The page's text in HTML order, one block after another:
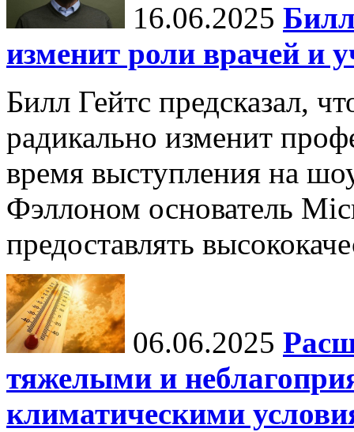
16.06.2025
изменит роли врачей и
Билл Гейтс предсказал,
радикально изменит
время выступления на
Фэллоном основатель
предоставлять
06.06.2025
тяжелыми и
климатическими